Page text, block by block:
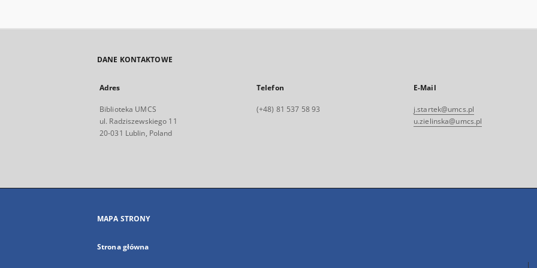
DANE KONTAKTOWE
Adres
Biblioteka UMCS
ul. Radziszewskiego 11
20-031 Lublin, Poland
Telefon
(+48) 81 537 58 93
E-Mail
j.startek@umcs.pl
u.zielinska@umcs.pl
MAPA STRONY
Strona główna